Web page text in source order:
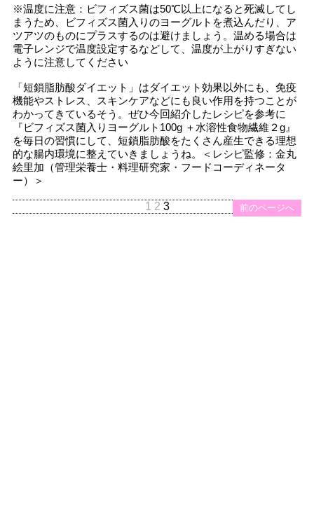
※温度に注意：ビフィズス菌は50℃以上になると死滅してし
まうため、ビフィズス菌入りのヨーグルトを煮込んだり、ア
ツアツのものにプラスするのは避けましょう。温める場合は
電子レンジで温度設定するなどして、温度が上がりすぎない
ように注意してください
「短鎖脂肪酸ダイエット」はダイエット効果以外にも、免疫
機能やストレス、スキンケアなどにも良い作用を持つことが
わかってきているそう。ぜひ今回紹介したレシピを参考に
『ビフィズス菌入りヨーグルト100g ＋水溶性食物繊維２g』
を毎日の習慣にして、短鎖脂肪酸をたくさん産生できる理想
的な腸内環境に整えていきましょうね。＜レシピ監修：金丸
絵里加（管理栄養士・料理研究家・フードコーディネータ
ー）＞
前のページへ
1 2 3